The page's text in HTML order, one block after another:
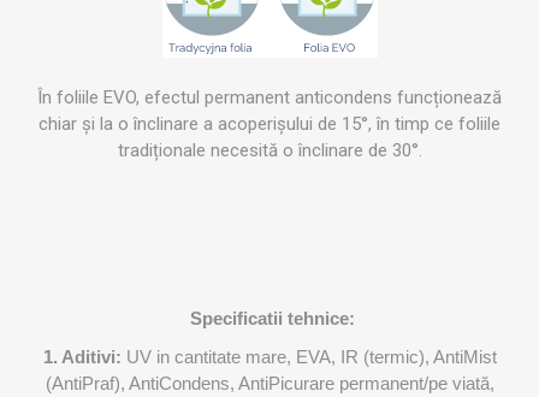
În foliile EVO, efectul permanent anticondens funcționează
chiar și la o înclinare a acoperișului de 15°, în timp ce foliile
tradiționale necesită o înclinare de 30°.
Specificatii tehnice:
1. Aditivi: UV in cantitate mare, EVA, IR (termic), AntiMist
(AntiPraf), AntiCondens, AntiPicurare permanent/pe viată,